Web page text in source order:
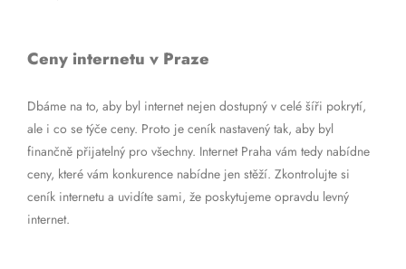
Ceny internetu v Praze
Dbáme na to, aby byl internet nejen dostupný v celé šíři pokrytí,
ale i co se týče ceny. Proto je ceník nastavený tak, aby byl
finančně přijatelný pro všechny. Internet Praha vám tedy nabídne
ceny, které vám konkurence nabídne jen stěží. Zkontrolujte si
ceník internetu a uvidíte sami, že poskytujeme opravdu levný
internet.